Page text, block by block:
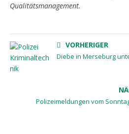
Qualitätsmanagement.
VORHERIGER
Diebe in Merseburg
Polizeimeldungen vom